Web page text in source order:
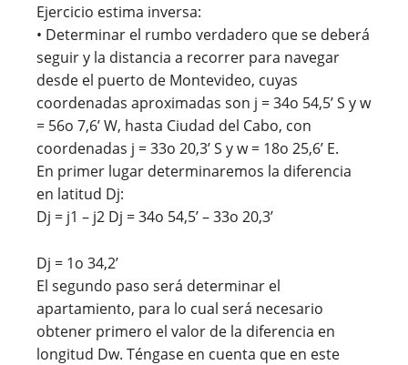
Ejercicio estima inversa:
• Determinar el rumbo verdadero que se deberá
seguir y la distancia a recorrer para navegar
desde el puerto de Montevideo, cuyas
coordenadas aproximadas son j = 34o 54,5’ S y w
= 56o 7,6’ W, hasta Ciudad del Cabo, con
coordenadas j = 33o 20,3’ S y w = 18o 25,6’ E.
En primer lugar determinaremos la diferencia
en latitud Dj:
Dj = j1 – j2 Dj = 34o 54,5’ – 33o 20,3’
Dj = 1o 34,2’
El segundo paso será determinar el
apartamiento, para lo cual será necesario
obtener primero el valor de la diferencia en
longitud Dw. Téngase en cuenta que en este